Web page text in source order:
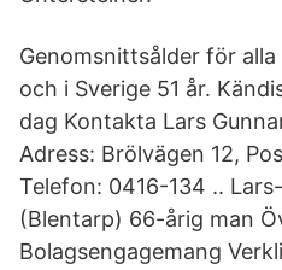
Genomsnittsålder för
och i Sverige 51 år.
dag Kontakta Lars
Adress: Brölvägen 12,
Telefon: 0416-134 ..
(Blentarp) 66-årig man
Bolagsengagemang